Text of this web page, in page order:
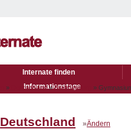
Internate finden
Informationstage
» Deutschland»Brandenburg »
Deutschland »Ändern